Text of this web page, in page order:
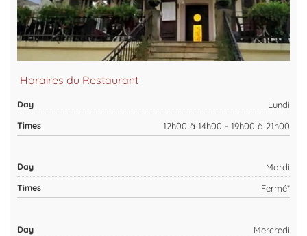
Horaires du Restaurant
Lundi
12h00 à 14h00 - 19h00 à 21h00
Mardi
Fermé*
Mercredi